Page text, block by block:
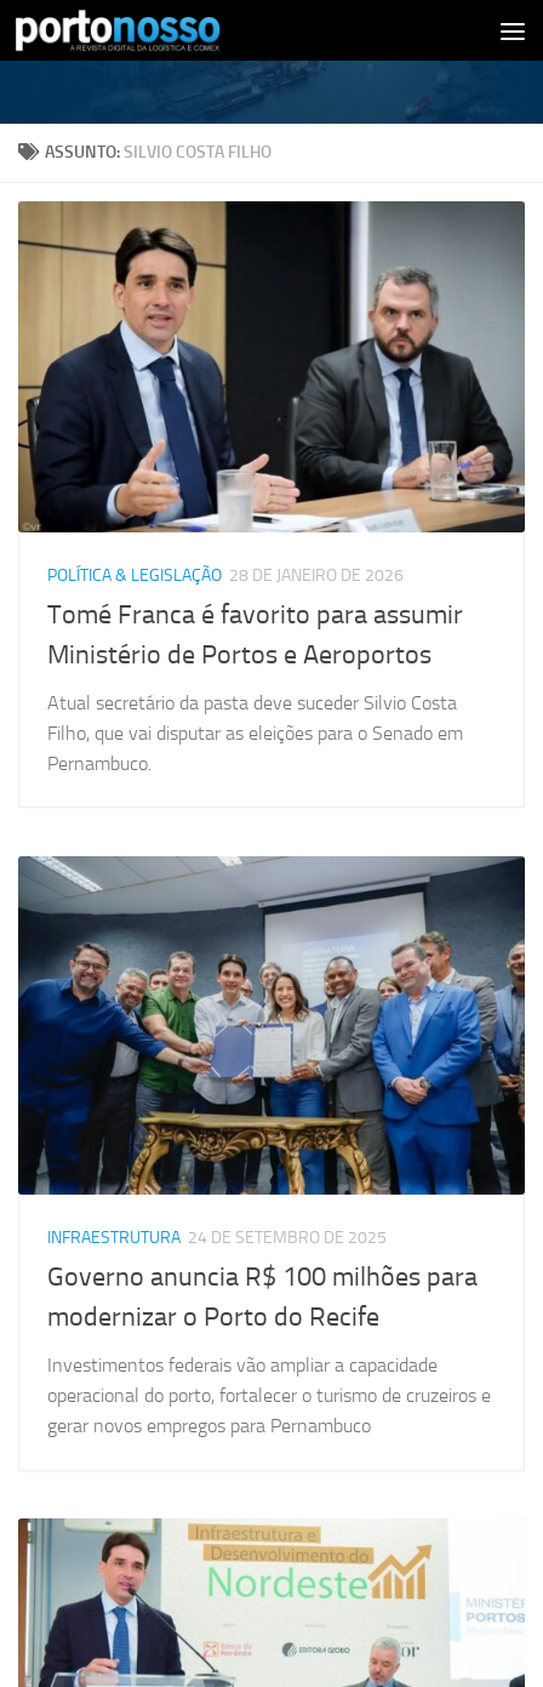
Skip to content
ASSUNTO:SILVIO COSTA FILHO
POLÍTICA & LEGISLAÇÃO 28 DE JANEIRO DE 2026
Tomé Franca é favorito para assumir
Ministério de Portos e Aeroportos
Atual secretário da pasta deve suceder Silvio Costa
Filho, que vai disputar as eleições para o Senado em
Pernambuco.
INFRAESTRUTURA 24 DE SETEMBRO DE 2025
Governo anuncia R$ 100 milhões para
modernizar o Porto do Recife
Investimentos federais vão ampliar a capacidade
operacional do porto, fortalecer o turismo de cruzeiros e
gerar novos empregos para Pernambuco